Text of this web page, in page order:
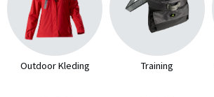
Outdoor Kleding Training